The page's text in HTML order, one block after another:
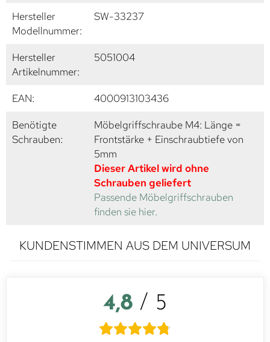
Hersteller
Modellnummer:
SW-33237
Hersteller
Artikelnummer:
5051004
EAN:
4000913103436
Benötigte
Schrauben:
Möbelgriffschraube M4: Länge =
Frontstärke + Einschraubtiefe von
5mm
Dieser Artikel wird ohne
Schrauben geliefert
Passende Möbelgriffschrauben
finden sie hier.
KUNDENSTIMMEN AUS DEM UNIVERSUM
4,8 / 5